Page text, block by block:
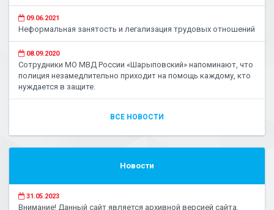
09.06.2021
Неформальная занятость и легализация трудовых отношений
08.09.2020
Сотрудники МО МВД России «Шарыповский» напоминают, что
полиция незамедлительно приходит на помощь каждому, кто
нуждается в защите.
ВСЕ НОВОСТИ
Новости
31.05.2023
Внимание! Данный сайт является архивной версией сайта.